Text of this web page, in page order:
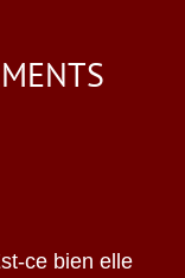
ce bien elle